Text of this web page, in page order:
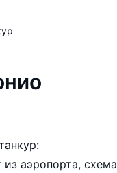
аэропорта, схема